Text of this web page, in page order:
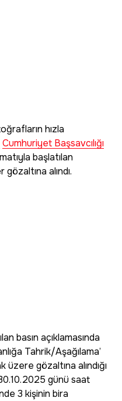
hızla
Cumhuriyet Başsavcılığı
başlatılan
alındı.
basın açıklamasında
Tahrik/Aşağılama’
üzere gözaltına alındığı
günü saat
3 kişinin bira